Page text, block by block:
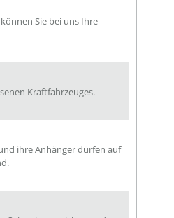
Sie bei uns Ihre
Kraftfahrzeuges.
ihre Anhänger dürfen auf